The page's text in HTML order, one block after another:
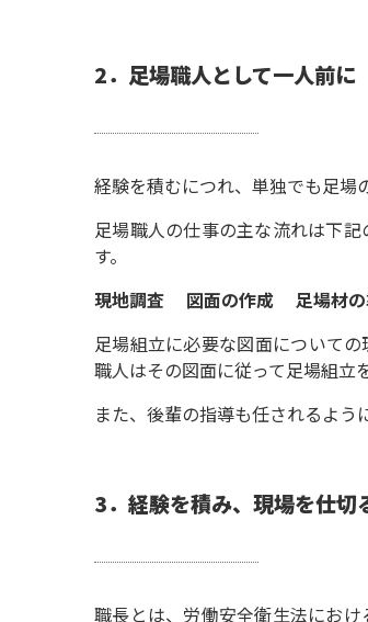
2． 足場職人として一人前に
経験を積むにつれ、単独でも足場
足場職人の仕事の主な流れは下
す。
現地調査 図面の作成 足場材の
足場組立に必要な図面について
職人はその図面に従って足場組立
また、後輩の指導も任されるよう
3． 経験を積み、現場を仕切
職長とは、労働安全衛生法にお